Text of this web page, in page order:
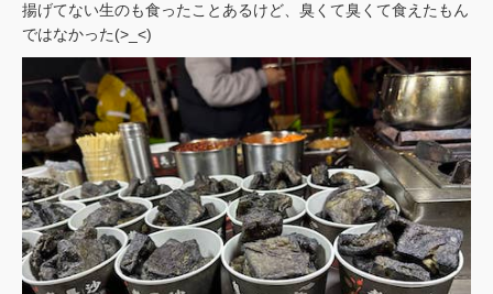
揚げてない生のも食ったことあるけど、臭くて臭くて食えたもん
ではなかった(>_<)